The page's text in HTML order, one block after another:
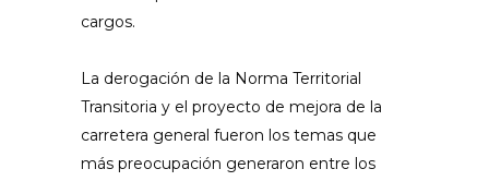
cargos.
La derogación de la Norma Territorial
Transitoria y el proyecto de mejora de la
carretera general fueron los temas que
más preocupación generaron entre los